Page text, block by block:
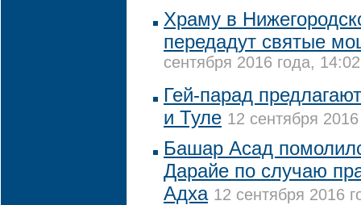
Храму в
передадут святые
сентября 2016 года, 14:02
Гей-парад
и Туле 12 сентября
Башар Асад
Дарайе по случаю
Адха 12 сентября 2016